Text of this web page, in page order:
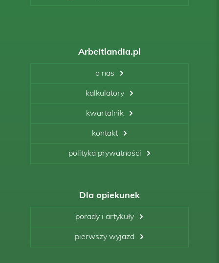
Arbeitlandia.pl
o nas
kalkulatory
kwartalnik
kontakt
polityka prywatności
Dla opiekunek
porady i artykuły
pierwszy wyjazd